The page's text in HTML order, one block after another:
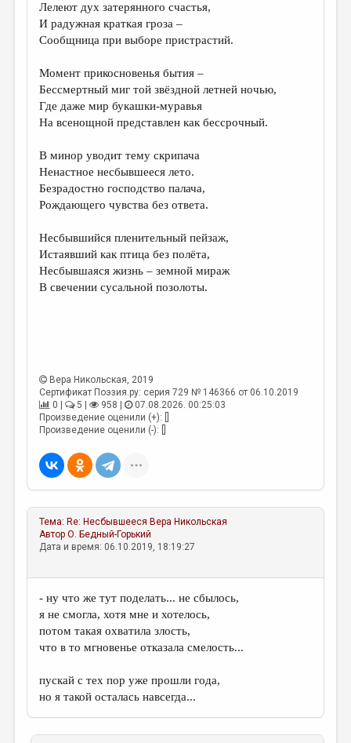
КОЛОНКА РЕДАКТОРА
РЕДКОЛЛЕГИЯ
ОТ РЕДАКЦИИ
МАЛАЯ ПРОЗА
ЭССЕИСТИКА
ЛИТЕРАТУРОВЕДЕНИЕ
КУЛЬТУРОВЕДЕНИЕ
ПУБЛИЦИСТИКА
РЕЦЕНЗИРОВАНИЕ
ЦИКЛЫ ПУБЛИКАЦИЙ
ТРЕДИАКОВСКИЙ
Лелеют дух затерянного счастья,
И радужная краткая гроза –
Сообщница при выборе пристрастий.
Момент прикосновенья бытия –
Бессмертный миг той звёздной летней ночью,
Где даже мир букашки-муравья
На всенощной представлен как бессрочный.
В минор уводит тему скрипача
Ненастное несбывшееся лето.
Безрадостно господство палача,
Рождающего чувства без ответа.
Несбывшийся пленительный пейзаж,
Истаявший как птица без полёта,
Несбывшаяся жизнь – земной мираж
В свечении сусальной позолоты.
Вера Никольская, 2019
Сертификат Поэзия.ру: серия 729 № 146366 от 06.10.2019
0 |
5 | 958 |
07.08.2026. 00:25:03
Произведение оценили (+): []
Произведение оценили (-): []
Тема: Re: Несбывшееся Вера Никольская
АвторО. Бедный-Горький
Дата и время: 06.10.2019, 18:19:27
- ну что же тут поделать... не сбылось,
я не смогла, хотя мне и хотелось,
потом такая охватила злость,
что в то мгновенье отказала смелость...
пускай с тех пор уже прошли года,
но я такой осталась навсегда...